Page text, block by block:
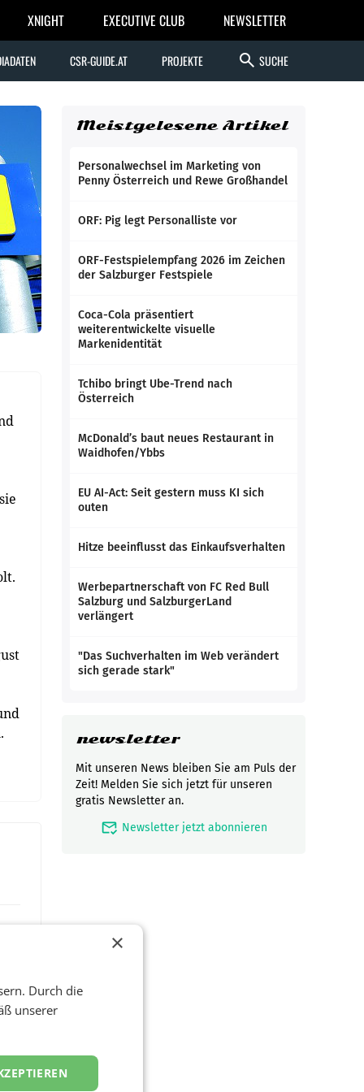
XNIGHT EXECUTIVE CLUB NEWSLETTER
CSR-GUIDE.AT PROJEKTE search SUCHE
Meistgelesene Artikel
Personalwechsel im Marketing von
Penny Österreich und Rewe Großhandel
ORF: Pig legt Personalliste vor
ORF-Festspielempfang 2026 im Zeichen
der Salzburger Festspiele
Coca-Cola präsentiert
weiterentwickelte visuelle
Markenidentität
Tchibo bringt Ube-Trend nach
Österreich
McDonald’s baut neues Restaurant in
Waidhofen/Ybbs
EU AI-Act: Seit gestern muss KI sich
outen
Hitze beeinflusst das Einkaufsverhalten
Werbepartnerschaft von FC Red Bull
Salzburg und SalzburgerLand
verlängert
"Das Suchverhalten im Web verändert
sich gerade stark"
newsletter
Mit unseren News bleiben Sie am Puls der
Zeit! Melden Sie sich jetzt für unseren
gratis Newsletter an.
mark_email_read Newsletter jetzt abonnieren
×
Durch die
unserer